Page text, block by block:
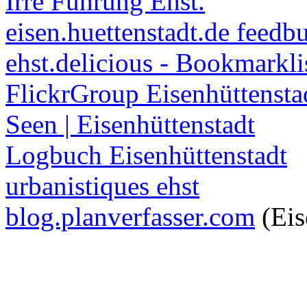
eisen.huettenstadt.de
ehst.delicious -
FlickrGroup
Seen | Eisenhüttenstadt
Logbuch Eisenhüttenstadt
urbanistiques ehst
blog.planverfasser.com